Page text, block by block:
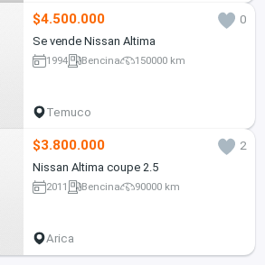
$4.500.000
0
Se vende Nissan Altima
1994 Bencina 150000 km
Temuco
$3.800.000
2
Nissan Altima coupe 2.5
2011 Bencina 90000 km
Arica